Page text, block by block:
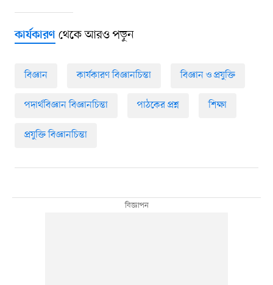
কার্যকারণথেকে আরও পড়ুন
বিজ্ঞান কার্যকারণ বিজ্ঞানচিন্তা বিজ্ঞান ও প্রযুক্তি
পদার্থবিজ্ঞান বিজ্ঞানচিন্তা পাঠকের প্রশ্ন শিক্ষা
প্রযুক্তি বিজ্ঞানচিন্তা